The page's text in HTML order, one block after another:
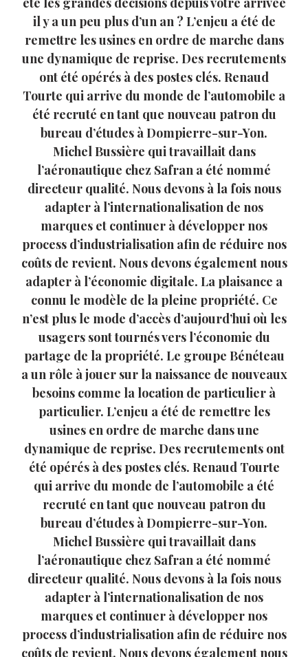
il y a un peu plus d’un an ? L’enjeu a été de
remettre les usines en ordre de marche dans
une dynamique de reprise. Des recrutements
ont été opérés à des postes clés. Renaud
Tourte qui arrive du monde de l’automobile a
été recruté en tant que nouveau patron du
bureau d’études à Dompierre-sur-Yon.
Michel Bussière qui travaillait dans
l’aéronautique chez Safran a été nommé
directeur qualité. Nous devons à la fois nous
adapter à l’internationalisation de nos
marques et continuer à développer nos
process d’industrialisation afin de réduire nos
coûts de revient. Nous devons également nous
adapter à l’économie digitale. La plaisance a
connu le modèle de la pleine propriété. Ce
n’est plus le mode d’accès d’aujourd’hui où les
usagers sont tournés vers l’économie du
partage de la propriété. Le groupe Bénéteau
a un rôle à jouer sur la naissance de nouveaux
besoins comme la location de particulier à
particulier. L’enjeu a été de remettre les
usines en ordre de marche dans une
dynamique de reprise. Des recrutements ont
été opérés à des postes clés. Renaud Tourte
qui arrive du monde de l’automobile a été
recruté en tant que nouveau patron du
bureau d’études à Dompierre-sur-Yon.
Michel Bussière qui travaillait dans
l’aéronautique chez Safran a été nommé
directeur qualité. Nous devons à la fois nous
adapter à l’internationalisation de nos
marques et continuer à développer nos
process d’industrialisation afin de réduire nos
coûts de revient. Nous devons également nous